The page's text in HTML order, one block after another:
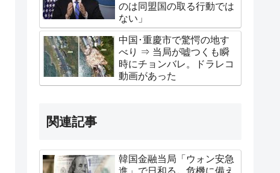
のは同盟国の取る行動では
ない」
中国･重慶市で驚愕の地す
べり ⇒ 当局が嘘つくも瞬
時にチョンバレ。ドラレコ
動画があった
関連記事
韓国金融当局「ウォン安急
進」で日和る。危機に備え